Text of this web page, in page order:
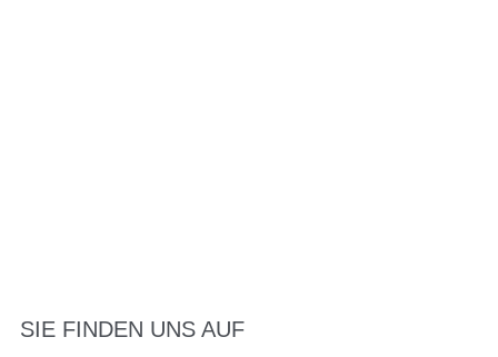
SIE FINDEN UNS AUF